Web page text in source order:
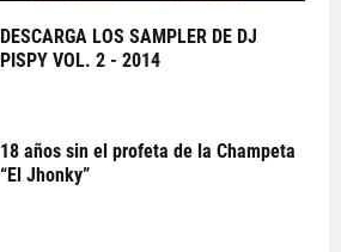
DESCARGA LOS SAMPLER DE DJ
PISPY VOL. 2 - 2014
18 años sin el profeta de la Champeta
“El Jhonky”